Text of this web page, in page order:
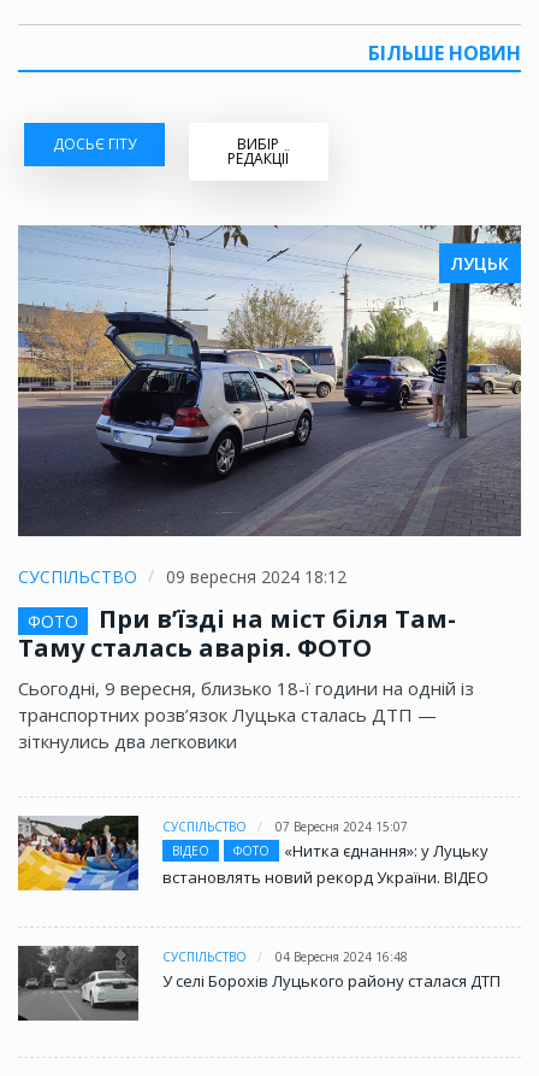
БІЛЬШЕ НОВИН
ДОСЬЄ ГІТУ ВИБІР
РЕДАКЦІЇ
ЛУЦЬК
СУСПІЛЬСТВО
09 вересня 2024 18:12
ФОТО
При в’їзді на міст біля Там-
Таму сталась аварія. ФОТО
Сьогодні, 9 вересня, близько 18-ї години на одній із
транспортних розв’язок Луцька сталась ДТП —
зіткнулись два легковики
СУСПІЛЬСТВО
07 Вересня 2024 15:07
ВІДЕО
ФОТО
«Нитка єднання»: у Луцьку
встановлять новий рекорд України. ВІДЕО
СУСПІЛЬСТВО 04 Вересня 2024 16:48
У селі Борохів Луцького району сталася ДТП